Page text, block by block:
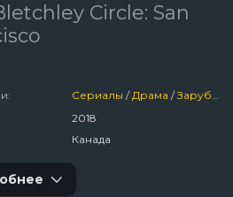
Circle: San
Сериалы /Драма /Зарубежный
2018
Канада